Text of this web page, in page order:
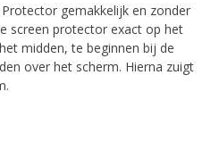
gemakkelijk en zonder
screen protector exact op het
midden, te beginnen bij de
over het scherm. Hierna zuigt